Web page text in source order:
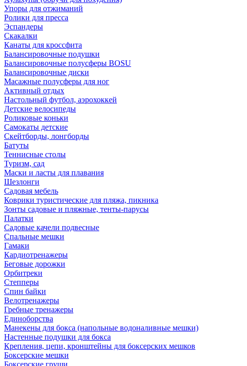
Упоры для отжиманий
Ролики для пресса
Эспандеры
Скакалки
Канаты для кроссфита
Балансировочные подушки
Балансировочные полусферы BOSU
Балансировочные диски
Масажные полусферы для ног
Активный отдых
Настольный футбол, аэрохоккей
Детские велосипеды
Роликовые коньки
Самокаты детские
Скейтборды, лонгборды
Батуты
Теннисные столы
Туризм, сад
Маски и ласты для плавания
Шезлонги
Садовая мебель
Коврики туристические для пляжа, пикника
Зонты садовые и пляжные, тенты-парусы
Палатки
Садовые качели подвесные
Спальные мешки
Гамаки
Кардиотренажеры
Беговые дорожки
Орбитреки
Степперы
Спин байки
Велотренажеры
Гребные тренажеры
Единоборства
Манекены для бокса (напольные водоналивные мешки)
Настенные подушки для бокса
Крепления, цепи, кронштейны для боксерских мешков
Боксерские мешки
Боксерские груши